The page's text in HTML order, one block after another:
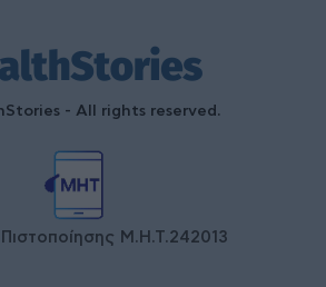
- All rights reserved.
Μ.Η.Τ.242013